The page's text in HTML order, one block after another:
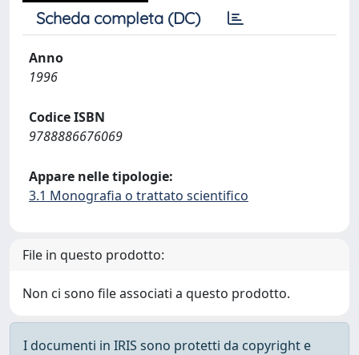
Scheda completa (DC)
Anno
1996
Codice ISBN
9788886676069
Appare nelle tipologie:
3.1 Monografia o trattato scientifico
File in questo prodotto:
Non ci sono file associati a questo prodotto.
I documenti in IRIS sono protetti da copyright e